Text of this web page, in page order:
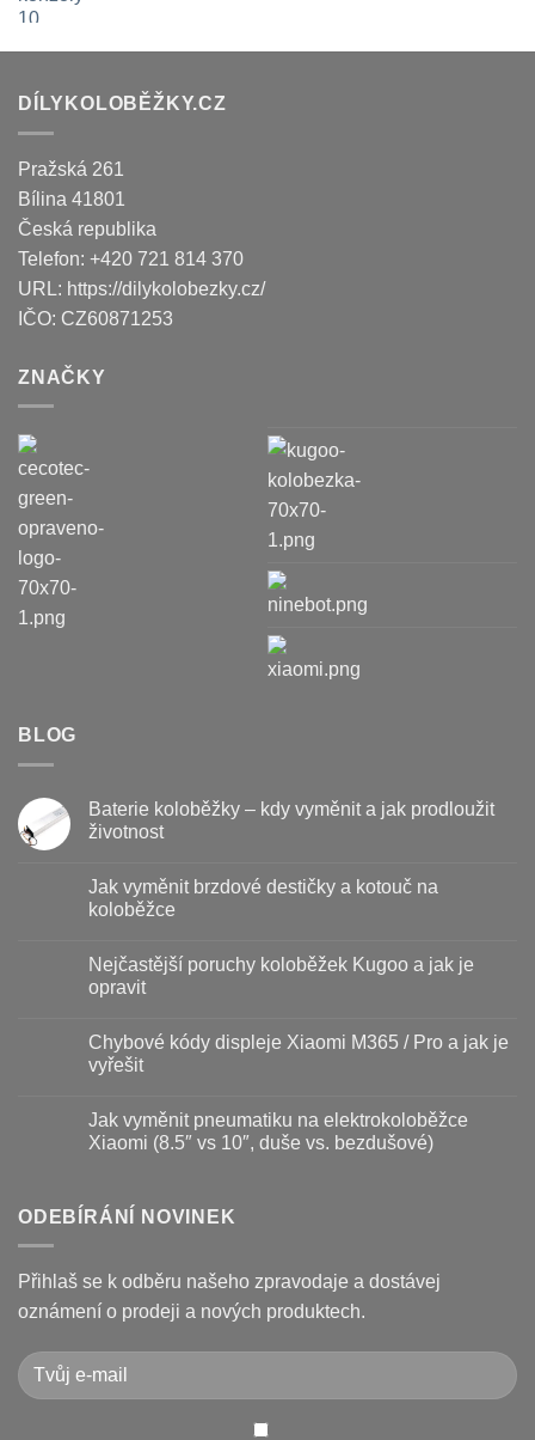
DÍLYKOLOBĚŽKY.CZ
Pražská 261
Bílina 41801
Česká republika
Telefon: +420 721 814 370
URL: https://dilykolobezky.cz/
IČO: CZ60871253
ZNAČKY
BLOG
Baterie koloběžky – kdy vyměnit a jak prodloužit
životnost
textu
s
koloběžky
kdy
jak
prodloužit
životnost
Jak vyměnit brzdové destičky a kotouč na
koloběžce
u
textu
s
vyměnit
brzdové
destičky
na
koloběžce
Nejčastější poruchy koloběžek Kugoo a jak je
opravit
u
textu
s
poruchy
koloběžek
Kugoo
opravit
Chybové kódy displeje Xiaomi M365 / Pro a jak je
vyřešit
textu
s
displeje
Xiaomi
Pro
a
jak
je
Jak vyměnit pneumatiku na elektrokoloběžce
Xiaomi (8.5″ vs 10″, duše vs. bezdušové)
textu
s
vyměnit
pneumatiku
na
elektrokoloběžce
(8.5″
vs
10″,
duše
ODEBÍRÁNÍ NOVINEK
Přihlaš se k odběru našeho zpravodaje a dostávej
oznámení o prodeji a nových produktech.